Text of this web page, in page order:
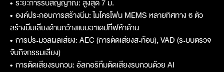
• ระยะการรับสัญญาณ: สูงสุด 7 ม.
• องค์ประกอบการสร้างบีม: ไมโครโฟน MEMS หลายทิศทาง 6 ตัว
สร้างบีมเสียงด้านกว้างแบบอะแดปทีฟห้าด้าน
• การประมวลผลเสียง: AEC (การตัดเสียงสะท้อน), VAD (ระบบตรวจ
จับกิจกรรมเสียง)
• การตัดเสียงรบกวน: อัลกอริทึมตัดเสียงรบกวนด้วย AI